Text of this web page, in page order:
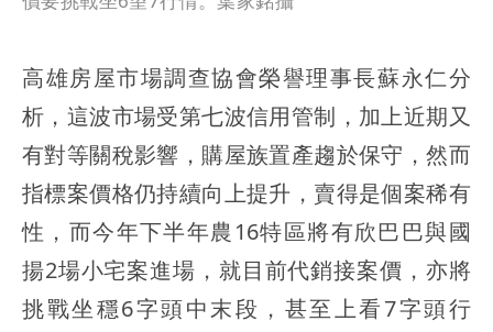
高雄房屋市場調查協會榮譽理事長蘇永仁分
析，這波市場受第七波信用管制，加上近期又
有對等關稅影響，購屋族置產趨於保守，然而
指標案價格仍持續向上提升，賣得是個案稀有
性，而今年下半年農16特區將有欣巴巴與國
揚2場小宅案進場，就目前代銷接案價，亦將
挑戰坐穩6字頭中末段，甚至上看7字頭行